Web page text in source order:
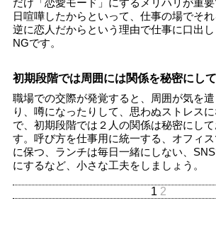
日喧嘩したからといって、仕事の場でそれ
逆に恋人だからという理由で仕事に口出
NGです。
初期段階では周囲には関係を秘密にして
職場での交際が発覚すると、周囲が気を
り、噂になったりして、思わぬストレス
で、初期段階では２人の関係は秘密にし
す。呼び方を仕事用に統一する、オフィ
に保つ、ランチは毎日一緒にしない、
にするなど、小さな工夫をしましょう。
1 2